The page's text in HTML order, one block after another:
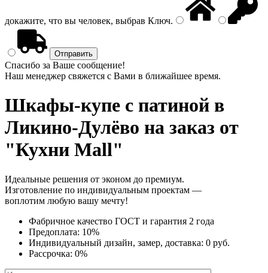
докажите, что вы человек, выбрав Ключ.
Спасибо за Ваше сообщение!
Наш менеджер свяжется с Вами в ближайшее время.
Шкафы-купе с патиной в
Ликино-Дулёво на заказ от
"Кухни Mall"
Идеальные решения от эконом до премиум.
Изготовление по индивидуальным проектам —
воплотим любую вашу мечту!
Фабричное качество ГОСТ и гарантия 2 года
Предоплата: 10%
Индивидуальный дизайн, замер, доставка: 0 руб.
Рассрочка: 0%